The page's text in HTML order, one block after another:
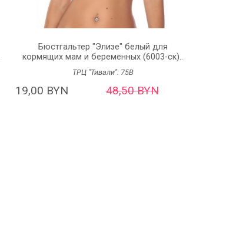
Бюстгальтер "Элизе" белый для
кормящих мам и беременных (6003-ск)..
ТРЦ "Тивали": 75B
19,00 BYN 48,50 BYN